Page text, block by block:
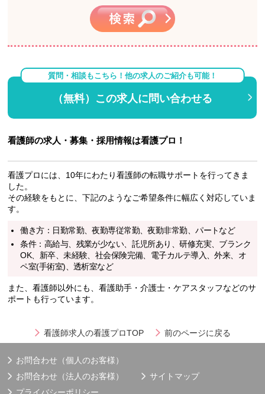
質問・相談もこちら！他の求人のご紹介も可能！
（無料）この求人に問い合わせる
看護師の求人・募集・採用情報は看護プロ！
看護プロには、10年にわたり看護師の転職サポートを行ってきま
した。
その経験をもとに、下記のようなご希望条件に幅広く対応していま
す。
働き方：日勤常勤、夜勤専従常勤、夜勤非常勤、パートなど
条件：高給与、残業が少ない、託児所あり、研修充実、ブランク
OK、新卒、未経験、社会保険完備、電子カルテ導入、外来、オ
ペ室(手術室)、透析室など
また、看護師以外にも、看護助手・介護士・ケアスタッフなどのサ
ポートも行っています。
看護師求人の看護プロTOP 前のページに戻る
お問合わせ（個人のお客様）
お問合わせ（法人のお客様）
サイトマップ